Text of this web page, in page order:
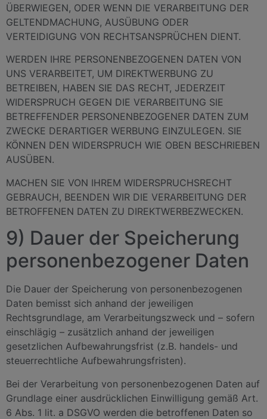
ÜBERWIEGEN, ODER WENN DIE VERARBEITUNG DER
GELTENDMACHUNG, AUSÜBUNG ODER
VERTEIDIGUNG VON RECHTSANSPRÜCHEN DIENT.
WERDEN IHRE PERSONENBEZOGENEN DATEN VON
UNS VERARBEITET, UM DIREKTWERBUNG ZU
BETREIBEN, HABEN SIE DAS RECHT, JEDERZEIT
WIDERSPRUCH GEGEN DIE VERARBEITUNG SIE
BETREFFENDER PERSONENBEZOGENER DATEN ZUM
ZWECKE DERARTIGER WERBUNG EINZULEGEN. SIE
KÖNNEN DEN WIDERSPRUCH WIE OBEN BESCHRIEBEN
AUSÜBEN.
MACHEN SIE VON IHREM WIDERSPRUCHSRECHT
GEBRAUCH, BEENDEN WIR DIE VERARBEITUNG DER
BETROFFENEN DATEN ZU DIREKTWERBEZWECKEN.
9) Dauer der Speicherung
personenbezogener Daten
Die Dauer der Speicherung von personenbezogenen
Daten bemisst sich anhand der jeweiligen
Rechtsgrundlage, am Verarbeitungszweck und – sofern
einschlägig – zusätzlich anhand der jeweiligen
gesetzlichen Aufbewahrungsfrist (z.B. handels- und
steuerrechtliche Aufbewahrungsfristen).
Bei der Verarbeitung von personenbezogenen Daten auf
Grundlage einer ausdrücklichen Einwilligung gemäß Art.
6 Abs. 1 lit. a DSGVO werden die betroffenen Daten so